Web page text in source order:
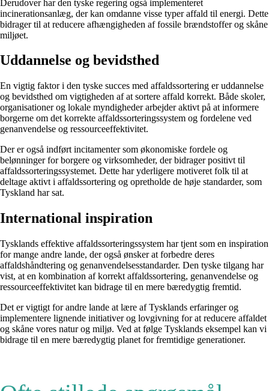
Derudover har den tyske regering også implementeret
incinerationsanlæg, der kan omdanne visse typer affald til energi. Dette
bidrager til at reducere afhængigheden af fossile brændstoffer og skåne
miljøet.
Uddannelse og bevidsthed
En vigtig faktor i den tyske succes med affaldssortering er uddannelse
og bevidsthed om vigtigheden af at sortere affald korrekt. Både skoler,
organisationer og lokale myndigheder arbejder aktivt på at informere
borgerne om det korrekte affaldssorteringssystem og fordelene ved
genanvendelse og ressourceeffektivitet.
Der er også indført incitamenter som økonomiske fordele og
belønninger for borgere og virksomheder, der bidrager positivt til
affaldssorteringssystemet. Dette har yderligere motiveret folk til at
deltage aktivt i affaldssortering og opretholde de høje standarder, som
Tyskland har sat.
International inspiration
Tysklands effektive affaldssorteringssystem har tjent som en inspiration
for mange andre lande, der også ønsker at forbedre deres
affaldshåndtering og genanvendelsesstandarder. Den tyske tilgang har
vist, at en kombination af korrekt affaldssortering, genanvendelse og
ressourceeffektivitet kan bidrage til en mere bæredygtig fremtid.
Det er vigtigt for andre lande at lære af Tysklands erfaringer og
implementere lignende initiativer og lovgivning for at reducere affaldet
og skåne vores natur og miljø. Ved at følge Tysklands eksempel kan vi
bidrage til en mere bæredygtig planet for fremtidige generationer.